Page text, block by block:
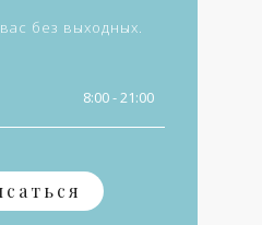
без выходных.
8:00 - 21:00